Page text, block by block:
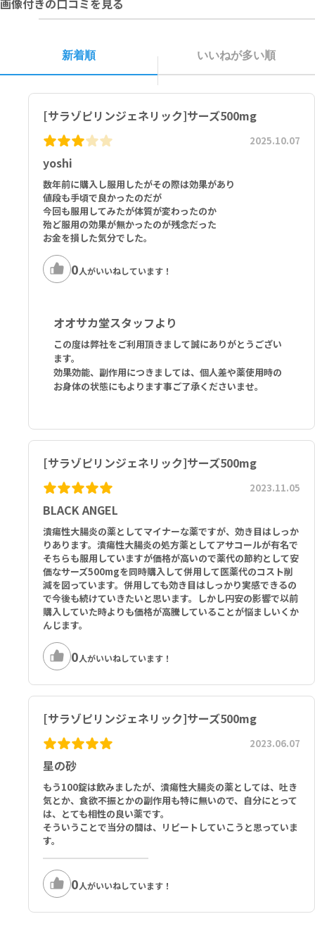
直射日光と湿気を避けて、涼しい場所に保管してください。
サルファ剤又はサリチル酸製剤に対し過敏症の既往歴のある方
腸閉塞または尿路閉塞のある方
画像付きの口コミを見る
新着順 いいねが多い順
[サラゾピリンジェネリック]サーズ500mg
yoshi
2025.10.07
数年前に購入し服用したがその際は効果があり
値段も手頃で良かったのだが
今回も服用してみたが体質が変わったのか
殆ど服用の効果が無かったのが残念だった
お金を損した気分でした。
0人がいいねしています！
オオサカ堂スタッフより
この度は弊社をご利用頂きまして誠にありがとうござい
ます。
効果効能、副作用につきましては、個人差や薬使用時の
お身体の状態にもよります事ご了承くださいませ。
[サラゾピリンジェネリック]サーズ500mg
BLACK ANGEL
2023.11.05
潰瘍性大腸炎の薬としてマイナーな薬ですが、効き目はしっか
りあります。潰瘍性大腸炎の処方薬としてアサコールが有名で
そちらも服用していますが価格が高いので薬代の節約として安
価なサーズ500mgを同時購入して併用して医薬代のコスト削
減を図っています。併用しても効き目はしっかり実感できるの
で今後も続けていきたいと思います。しかし円安の影響で以前
購入していた時よりも価格が高騰していることが悩ましいくか
んじます。
0人がいいねしています！
[サラゾピリンジェネリック]サーズ500mg
星の砂
2023.06.07
もう100錠は飲みましたが、潰瘍性大腸炎の薬としては、吐き
気とか、食欲不振とかの副作用も特に無いので、自分にとって
は、とても相性の良い薬です。
そういうことで当分の間は、リピートしていこうと思っていま
す。
0人がいいねしています！